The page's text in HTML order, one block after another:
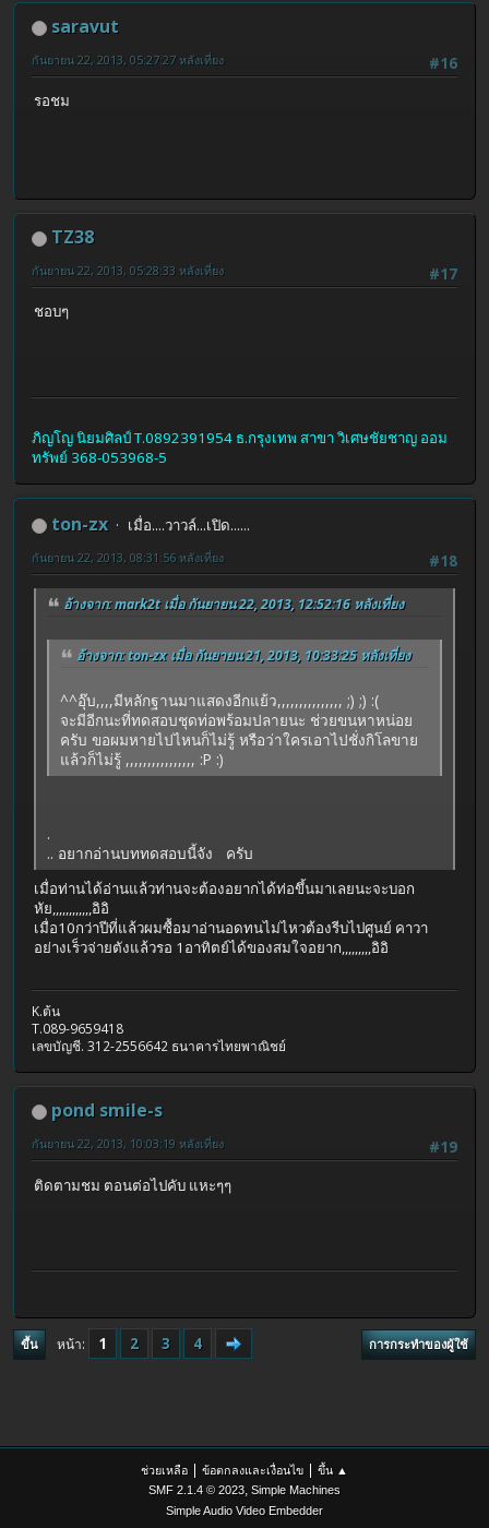
saravut
#16
กันยายน 22, 2013, 05:27:27 หลังเที่ยง
รอชม
TZ38
#17
กันยายน 22, 2013, 05:28:33 หลังเที่ยง
ชอบๆ
ภิญโญ นิยมศิลป์ T.0892391954 ธ.กรุงเทพ สาขา วิเศษชัยชาญ ออม
ทรัพย์ 368-053968-5
ton-zx
เมื่อ....วาวล์...เปิด......
#18
กันยายน 22, 2013, 08:31:56 หลังเที่ยง
อ้างจาก: mark2t เมื่อ กันยายน 22, 2013, 12:52:16 หลังเที่ยง
อ้างจาก: ton-zx เมื่อ กันยายน 21, 2013, 10:33:25 หลังเที่ยง
^^อุ๊บ,,,,มีหลักฐานมาแสดงอีกแย้ว,,,,,,,,,,,,,,, ;) ;) :(
จะมีอีกนะที่ทดสอบชุดท่อพร้อมปลายนะ ช่วยขนหาหน่อย
ครับ ขอผมหายไปไหนก็ไม่รู้ หรือว่าใครเอาไปชั่งกิโลขาย
แล้วก็ไม่รู้ ,,,,,,,,,,,,,,,, :P :)
.
.. อยากอ่านบททดสอบนี้จัง ครับ
เมื่อท่านได้อ่านแล้วท่านจะต้องอยากได้ท่อขึ้นมาเลยนะจะบอก
หัย,,,,,,,,,,,,อิอิ
เมื่อ10กว่าปีที่แล้วผมซื้อมาอ่านอดทนไม่ไหวต้องรีบไปศูนย์ คาวา
อย่างเร็วจ่ายตังแล้วรอ 1อาทิตย์ได้ของสมใจอยาก,,,,,,,,,อิอิ
K.ต้น
T.089-9659418
เลขบัญชี. 312-2556642 ธนาคารไทยพาณิชย์
pond smile-s
#19
กันยายน 22, 2013, 10:03:19 หลังเที่ยง
ติดตามชม ตอนต่อไปคับ แหะๆๆ
ขึ้น หน้า 1 2 3 4 การกระทำของผู้ใช้
ช่วยเหลือ | ข้อตกลงและเงื่อนไข | ขึ้น ▲
SMF 2.1.4 © 2023 Simple Machines
Simple Audio Video Embedder